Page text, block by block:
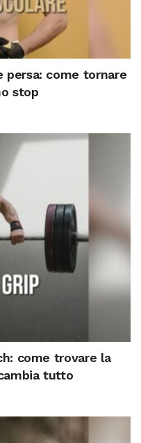
persa: come tornare
stop
come trovare la
tutto